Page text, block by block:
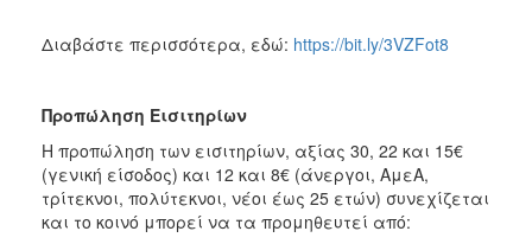
Διαβάστε περισσότερα, εδώ: https://bit.ly/3VZFot8
Προπώληση Εισιτηρίων
Η προπώληση των εισιτηρίων, αξίας 30, 22 και 15€
(γενική είσοδος) και 12 και 8€ (άνεργοι, ΑμεΑ,
τρίτεκνοι, πολύτεκνοι, νέοι έως 25 ετών) συνεχίζεται
και το κοινό μπορεί να τα προμηθευτεί από: